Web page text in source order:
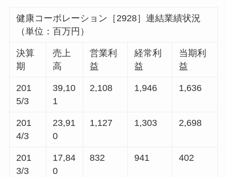
健康コーポレーション［2928］連結業績状況
（単位：百万円）
決算
期
売上
高
営業利
益
経常利
益
当期利
益
201
5/3
39,10
1
2,108 1,946 1,636
201
4/3
23,91
0
1,127 1,303 2,698
201
3/3
17,84
0
832 941 402